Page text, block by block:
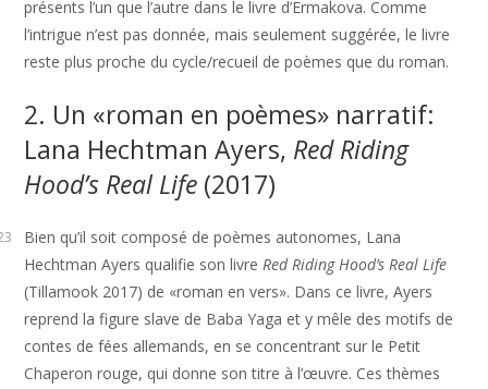
présents l’un que l’autre dans le livre d’Ermakova. Comme
l’intrigue n’est pas donnée, mais seulement suggérée, le livre
reste plus proche du cycle/recueil de poèmes que du roman.
2. Un «roman en poèmes» narratif:
Lana Hechtman Ayers, Red Riding
Hood’s Real Life (2017)
Bien qu’il soit composé de poèmes autonomes, Lana
Hechtman Ayers qualifie son livreRed Riding Hood’s Real Life
(Tillamook 2017) de «roman en vers». Dans ce livre, Ayers
reprend la figure slave de Baba Yaga et y mêle des motifs de
contes de fées allemands, en se concentrant sur le Petit
Chaperon rouge, qui donne son titre à l’œuvre. Ces thèmes